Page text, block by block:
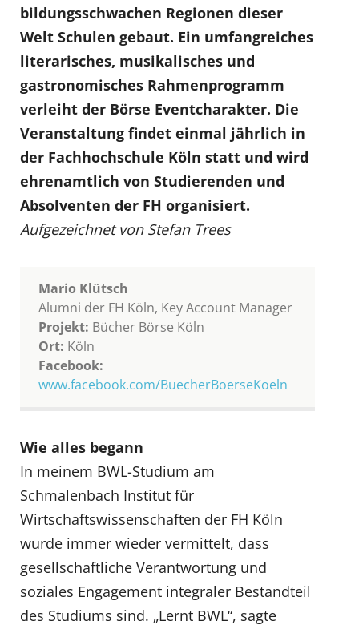
bildungsschwachen Regionen dieser
Welt Schulen gebaut. Ein umfangreiches
literarisches, musikalisches und
gastronomisches Rahmenprogramm
verleiht der Börse Eventcharakter. Die
Veranstaltung findet einmal jährlich in
der Fachhochschule Köln statt und wird
ehrenamtlich von Studierenden und
Absolventen der FH organisiert.
Aufgezeichnet von Stefan Trees
Mario Klütsch
Alumni der FH Köln, Key Account Manager
Projekt: Bücher Börse Köln
Ort: Köln
Facebook:
www.facebook.com/BuecherBoerseKoeln
Wie alles begann
In meinem BWL-Studium am
Schmalenbach Institut für
Wirtschaftswissenschaften der FH Köln
wurde immer wieder vermittelt, dass
gesellschaftliche Verantwortung und
soziales Engagement integraler Bestandteil
des Studiums sind. „Lernt BWL“, sagte